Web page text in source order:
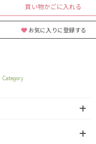
買い物かごに入れる
お気に入りに登録する
Category